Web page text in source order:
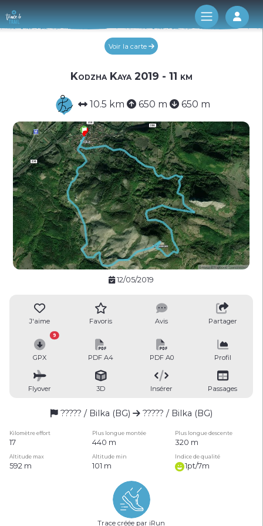
Log
Voir la carte
Kodzha Kaya 2019 - 11 km
10.5 km 650 m 650 m
12/05/2019
J'aime Favoris Avis Partager
GPX
9
PDF A4 PDF A0 Profil
Flyover 3D Insérer Passages
????? / Bilka (BG) ????? / Bilka (BG)
Kilomètre effort Plus longue montée Plus longue descente
17 440 m 320 m
Altitude max Altitude min Indice de qualité
592 m 101 m 1pt/7m
Trace créée par iRun